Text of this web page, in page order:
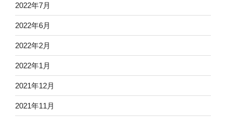
2022年7月
2022年6月
2022年2月
2022年1月
2021年12月
2021年11月